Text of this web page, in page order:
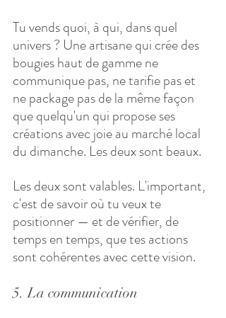
Tu vends quoi, à qui, dans quel
univers ? Une artisane qui crée des
bougies haut de gamme ne
communique pas, ne tarifie pas et
ne package pas de la même façon
que quelqu'un qui propose ses
créations avec joie au marché local
du dimanche. Les deux sont beaux.
Les deux sont valables. L'important,
c'est de savoir où tu veux te
positionner — et de vérifier, de
temps en temps, que tes actions
sont cohérentes avec cette vision.
5. La communication